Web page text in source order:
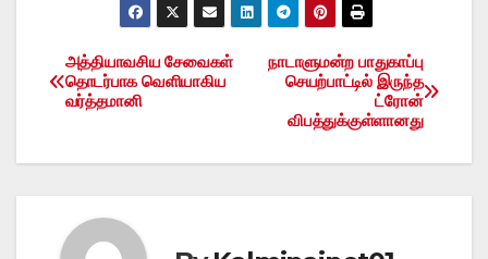
Post
navigation
நாடாளுமன்ற பாதுகாப்பு
செயற்பாட்டில் இருந்த
ட்ரோன்
விபத்துக்குள்ளானது
அத்தியாவசிய சேவைகள்
தொடர்பாக வெளியாகிய
வர்த்தமானி